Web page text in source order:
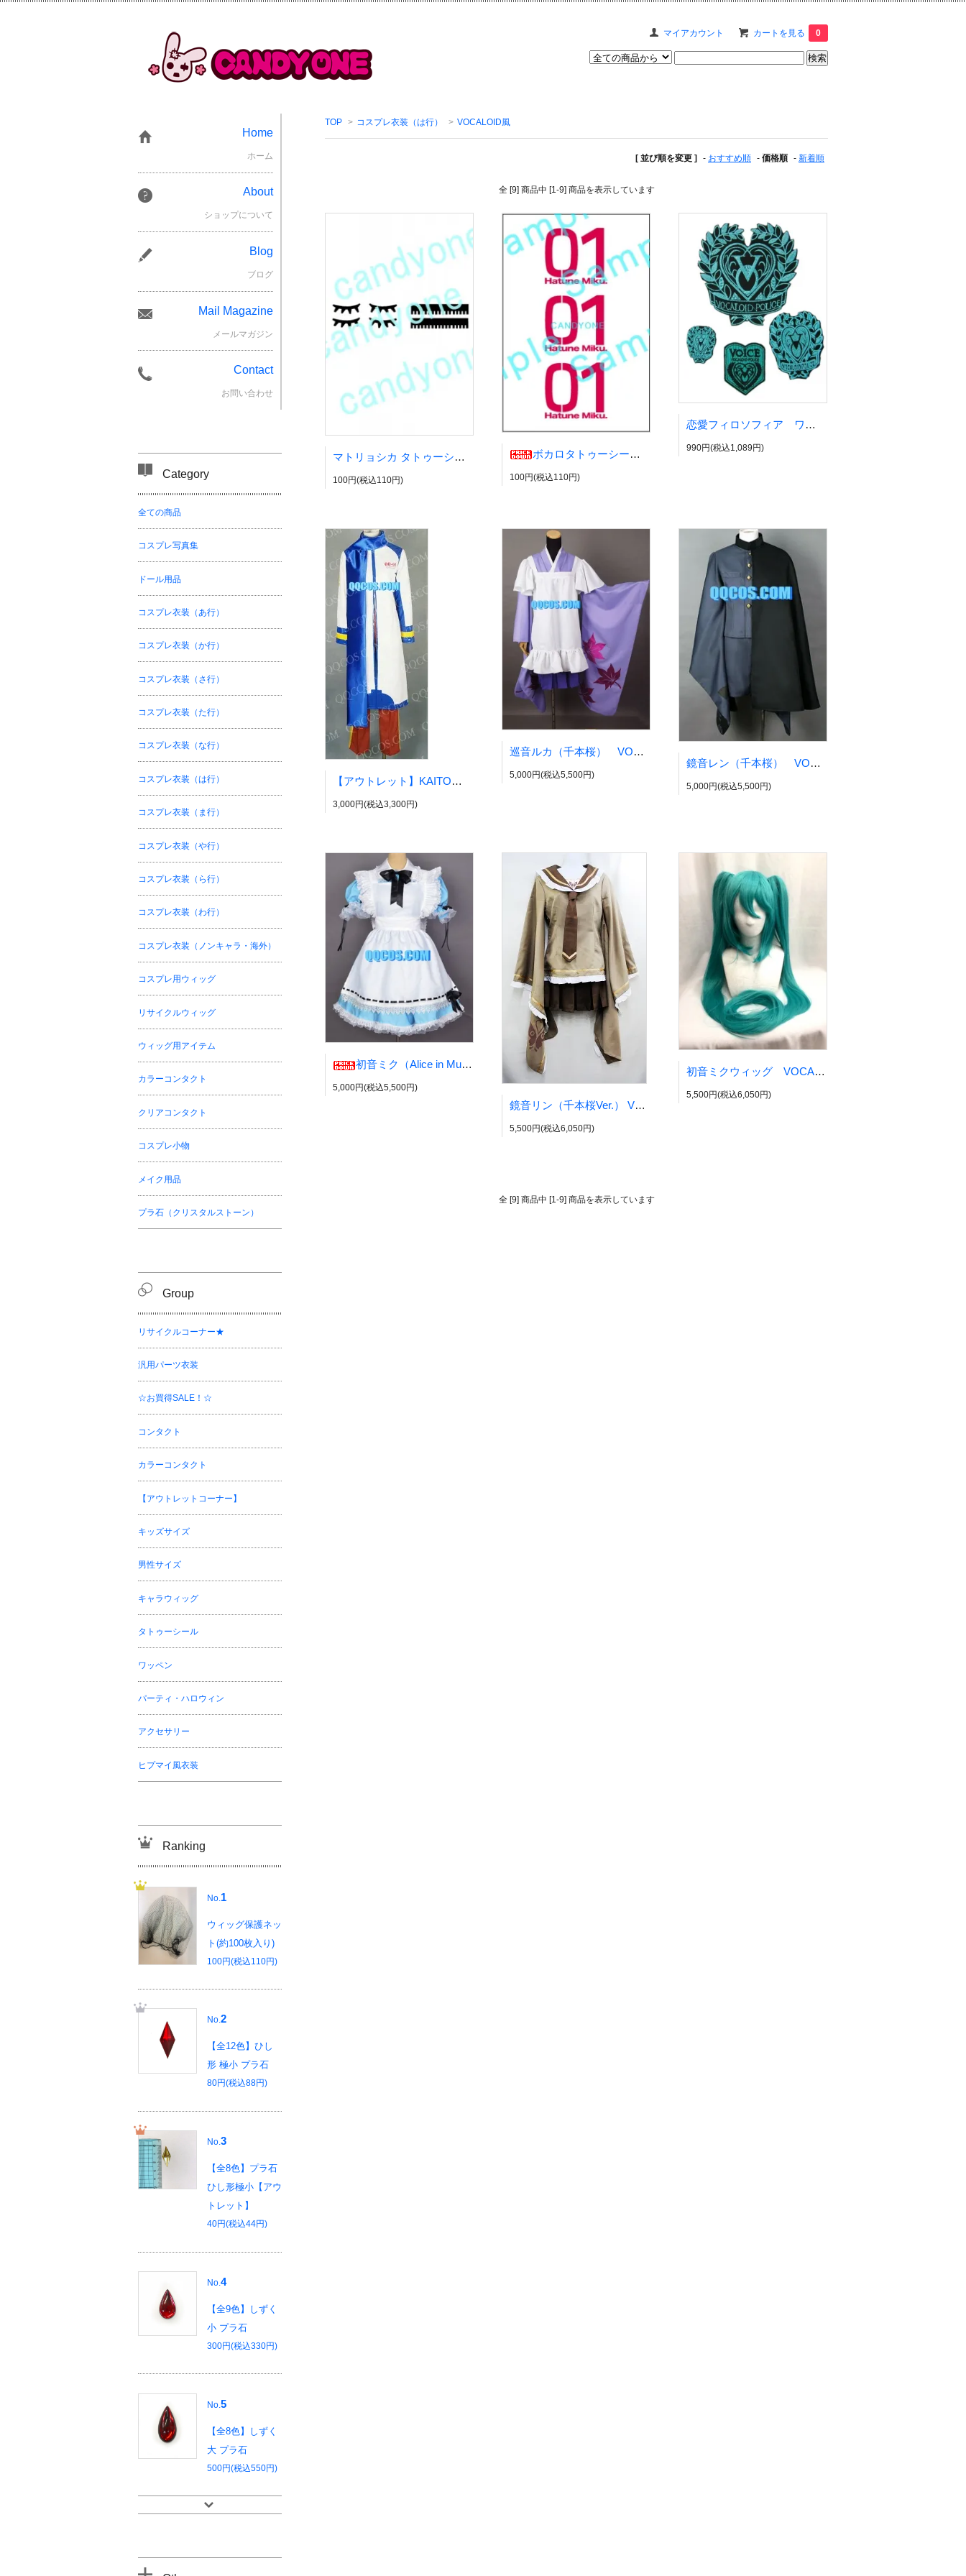
マイアカウント カートを見る 0
TOP > コスプレ衣装（は行） > VOCALOID風
[ 並び順を変更 ] - おすすめ順 - 価格順 - 新着順
全 [9] 商品中 [1-9] 商品を表示しています
マトリョシカ タトゥーシール VOCALOID風 グミ 初音ミク
100円(税込110円)
ボカロタトゥーシール VOCALOID風
100円(税込110円)
恋愛フィロソフィア ワッペンセット VOCALOID風
990円(税込1,089円)
【アウトレット】KAITO VOCALOID風
3,000円(税込3,300円)
巡音ルカ（千本桜） VOCALOID風
5,000円(税込5,500円)
鏡音レン（千本桜） VOCALOID風
5,000円(税込5,500円)
初音ミク（Alice in Musicland） VOCALOID風 【新価格】 不思議の国のアリス
5,000円(税込5,500円)
鏡音リン（千本桜Ver.） VOCALOID風 リサイクル
5,500円(税込6,050円)
初音ミクウィッグ VOCALOID風 ボカロ
5,500円(税込6,050円)
全 [9] 商品中 [1-9] 商品を表示しています
Home
ホーム
About
ショップについて
Blog
ブログ
Mail Magazine
メールマガジン
Contact
お問い合わせ
Category
全ての商品
コスプレ写真集
ドール用品
コスプレ衣装（あ行）
コスプレ衣装（か行）
コスプレ衣装（さ行）
コスプレ衣装（た行）
コスプレ衣装（な行）
コスプレ衣装（は行）
コスプレ衣装（ま行）
コスプレ衣装（や行）
コスプレ衣装（ら行）
コスプレ衣装（わ行）
コスプレ衣装（ノンキャラ・海外）
コスプレ用ウィッグ
リサイクルウィッグ
ウィッグ用アイテム
カラーコンタクト
クリアコンタクト
コスプレ小物
メイク用品
プラ石（クリスタルストーン）
Group
リサイクルコーナー★
汎用パーツ衣装
☆お買得SALE！☆
コンタクト
カラーコンタクト
【アウトレットコーナー】
キッズサイズ
男性サイズ
キャラウィッグ
タトゥーシール
ワッペン
パーティ・ハロウィン
アクセサリー
ヒプマイ風衣装
Ranking
No. 1
ウィッグ保護ネッ
ト(約100枚入り)
100円(税込110円)
No.2
【全12色】ひし
形 極小 プラ石
80円(税込88円)
No.3
【全8色】プラ石
ひし形極小【アウ
トレット】
40円(税込44円)
No.4
【全9色】しずく
小 プラ石
300円(税込330円)
No. 5
【全8色】しずく
大 プラ石
500円(税込550円)